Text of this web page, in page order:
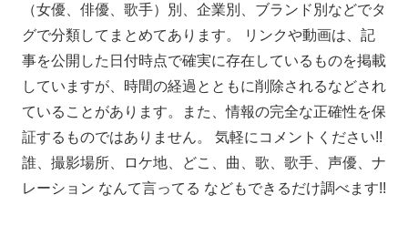
（女優、俳優、歌手）別、企業別、ブランド別などでタ
グで分類してまとめてあります。 リンクや動画は、記
事を公開した日付時点で確実に存在しているものを掲載
していますが、時間の経過とともに削除されるなどされ
ていることがあります。また、情報の完全な正確性を保
証するものではありません。 気軽にコメントください!!
誰、撮影場所、ロケ地、どこ、曲、歌、歌手、声優、ナ
レーション なんて言ってる などもできるだけ調べます!!